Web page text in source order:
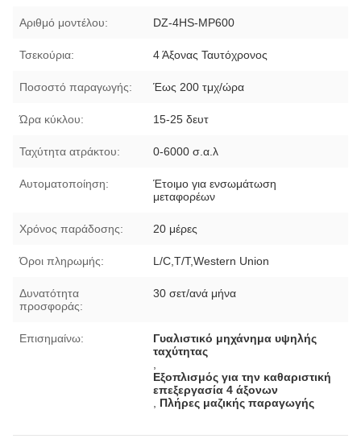
Αριθμό μοντέλου: DZ-4HS-MP600
Τσεκούρια: 4 Άξονας Ταυτόχρονος
Ποσοστό παραγωγής: Έως 200 τμχ/ώρα
Ώρα κύκλου: 15-25 δευτ
Ταχύτητα ατράκτου: 0-6000 σ.α.λ
Αυτοματοποίηση:
Έτοιμο για ενσωμάτωση
μεταφορέων
Χρόνος παράδοσης: 20 μέρες
Όροι πληρωμής: L/C,T/T,Western Union
Δυνατότητα
προσφοράς:
30 σετ/ανά μήνα
Επισημαίνω:
Γυαλιστικό μηχάνημα υψηλής
ταχύτητας
Εξοπλισμός για την καθαριστική
επεξεργασία 4 άξονων
Πλήρες μαζικής παραγωγής